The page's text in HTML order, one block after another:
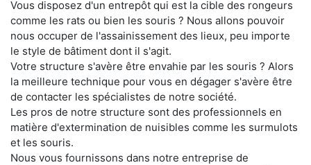
Vous disposez d'un entrepôt qui est la cible des rongeurs
comme les rats ou bien les souris ? Nous allons pouvoir
nous occuper de l'assainissement des lieux, peu importe
le style de bâtiment dont il s'agit.
Votre structure s'avère être envahie par les souris ? Alors
la meilleure technique pour vous en dégager s'avère être
de contacter les spécialistes de notre société.
Les pros de notre structure sont des professionnels en
matière d'extermination de nuisibles comme les surmulots
et les souris.
Nous vous fournissons dans notre entreprise de